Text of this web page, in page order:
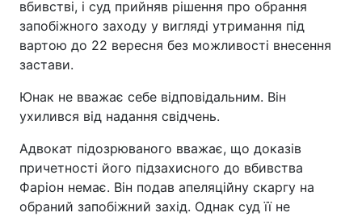
вбивстві, і суд прийняв рішення про обрання
запобіжного заходу у вигляді утримання під
вартою до 22 вересня без можливості внесення
застави.
Юнак не вважає себе відповідальним. Він
ухилився від надання свідчень.
Адвокат підозрюваного вважає, що доказів
причетності його підзахисного до вбивства
Фаріон немає. Він подав апеляційну скаргу на
обраний запобіжний захід. Однак суд її не